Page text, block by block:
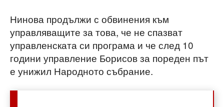
Нинова продължи с обвинения към
управляващите за това, че не спазват
управленската си програма и че след 10
години управление Борисов за пореден път
е унижил Народното събрание.